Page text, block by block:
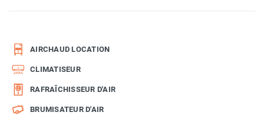
AIRCHAUD LOCATION
CLIMATISEUR
RAFRAÎCHISSEUR D'AIR
BRUMISATEUR D'AIR